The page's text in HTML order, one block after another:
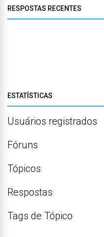
RESPOSTAS RECENTES
ESTATÍSTICAS
Usuários registrados
Fóruns
Tópicos
Respostas
Tags de Tópico